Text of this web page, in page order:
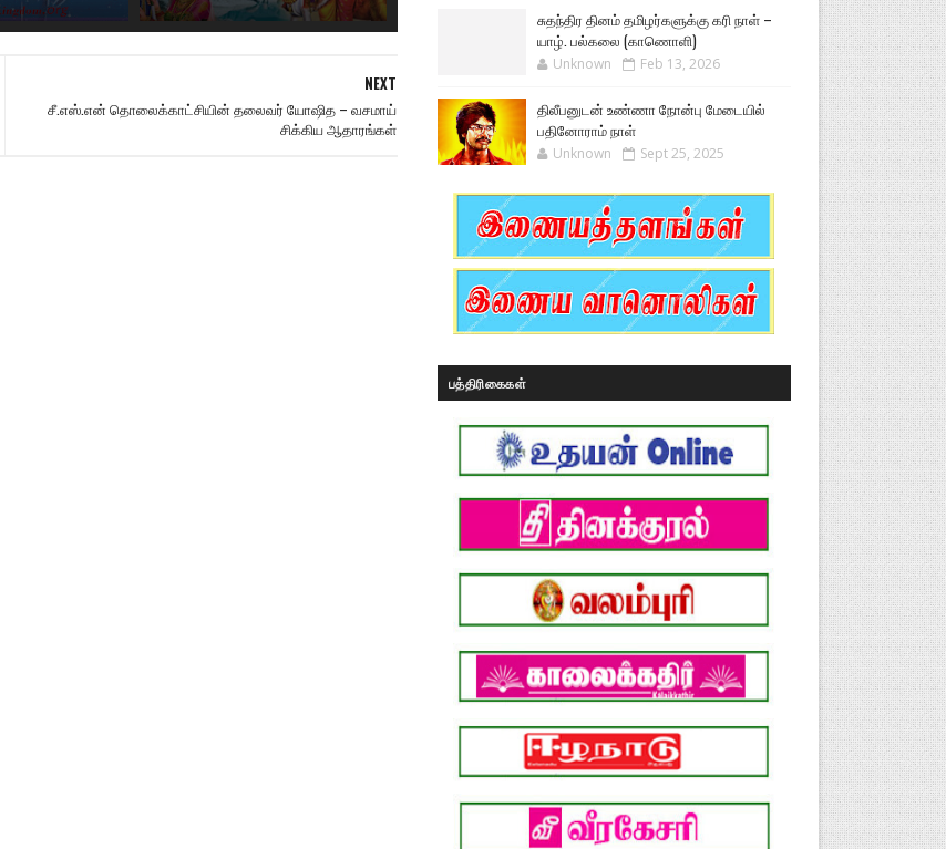
NEXT
சீ.எஸ்.என் தொலைக்காட்சியின் தலைவர் யோஷித – வசமாய்
சிக்கிய ஆதாரங்கள்
சுதந்திர தினம் தமிழர்களுக்கு கரி நாள் –
யாழ். பல்கலை (காணொளி)
Unknown Feb 13, 2026
திலீபனுடன் உண்ணா நோன்பு மேடையில்
பதினோராம் நாள்
Unknown Sept 25, 2025
பத்திரிகைகள்